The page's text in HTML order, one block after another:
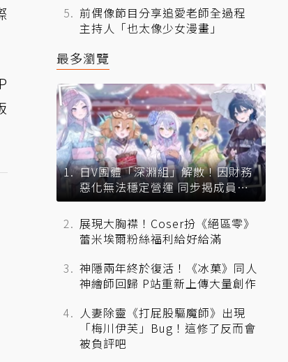
前偶像節目分享追愛老師全過程
主持人「也太像少女漫畫」
最多瀏覽
日V團體「深淵組」解散！因財務
惡化無法穩定營運 同步揭成員未
來去向
展現大胸襟！Coser扮《絕區零》
蕾米埃爾粉絲福利給好給滿
神隱兩年終於復活！《冰菓》同人
神繪師回歸 P站重新上傳大量創作
人妻除靈《打屁股驅魔師》出現
「梅川伊芙」Bug！這修了反而會
被負評吧